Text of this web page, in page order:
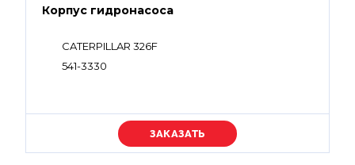
Корпус гидронасоса
CATERPILLAR 326F
541-3330
Уточняйте цену